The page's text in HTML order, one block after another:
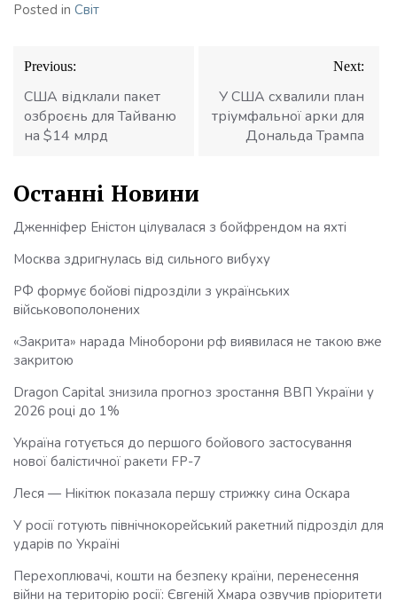
Posted in Світ
Навігація
записів
Previous:
США відклали пакет
озброєнь для Тайваню
на $14 млрд
Next:
У США схвалили план
тріумфальної арки для
Дональда Трампа
Останні Новини
Дженніфер Еністон цілувалася з бойфрендом на яхті
Москва здригнулась від сильного вибуху
РФ формує бойові підрозділи з українських
військовополонених
«Закрита» нарада Міноборони рф виявилася не такою вже
закритою
Dragon Capital знизила прогноз зростання ВВП України у
2026 році до 1%
Україна готується до першого бойового застосування
нової балістичної ракети FP-7
Леся — Нікітюк показала першу стрижку сина Оскара
У росії готують північнокорейський ракетний підрозділ для
ударів по Україні
Перехоплювачі, кошти на безпеку країни, перенесення
війни на територію росії: Євгеній Хмара озвучив пріоритети